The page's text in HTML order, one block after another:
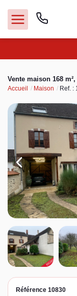
Acheter
Louer
Vendre
Faire gérer
Syndic
Espace
Vente maison 168
Accueil Maison Ref. :
Référence 10830